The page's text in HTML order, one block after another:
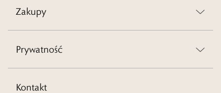
Zakupy
Prywatność
Kontakt